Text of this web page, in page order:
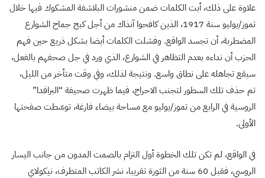
علاوة على ذلك، أبت الكلمات ضمن منشورات البلاشفة المشكوك فيها خلال
تموز/يوليو سنة 1917، الذين كافحوا آنذاك من أجل كبح جماح الشوارع
المضطربة، أن تجسد الواقع. وفشلت الكلمات أيضا بشكل ذريع حين فهم
الحزب أن نداءه بعدم التظاهر في الشوارع، الذي ورد في جل صحفهم بالفعل،
سيقع تجاهله على نطاق واسع. ونتيجة لذلك، وفي وقت متأخر من الليل،
تم حذف تلك السطور لتجنب الاحراج، فيما ظهرت صحيفة “البرافدا”
الروسية في الرابع من تموز/يوليو مع مساحة بيضاء فارغة، توسّطت صفحتها
الأولى.
في الواقع، لم تكن تلك الخطوة أول التزام بالصمت المدون من جانب اليسار
الروسي، فقبل 60 سنة من الثورة تقريبا، نشر الكاتب المتطرف، نيكولاي